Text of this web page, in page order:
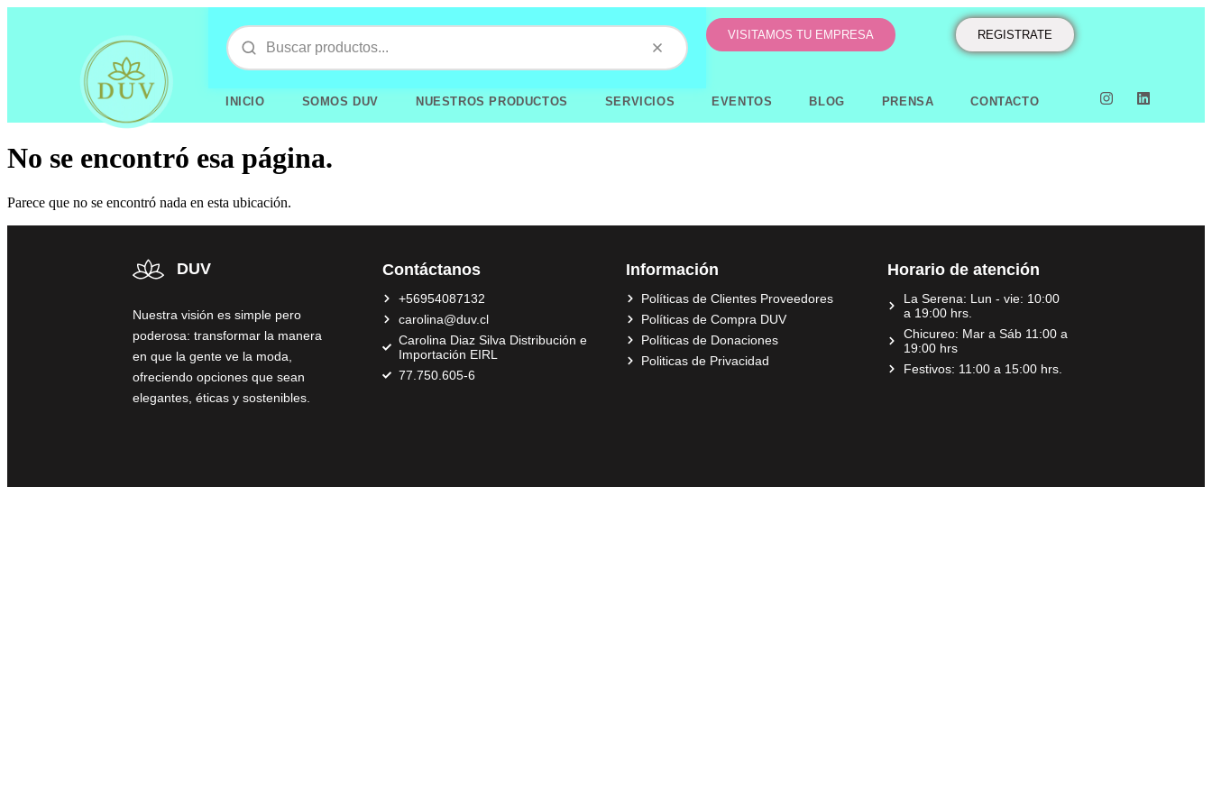
VISITAMOS TU EMPRESA REGISTRATE
INICIO SOMOS DUV NUESTROS PRODUCTOS SERVICIOS EVENTOS BLOG PRENSA CONTACTO
No se encontró esa página.
Parece que no se encontró nada en esta ubicación.
DUV
Nuestra visión es simple pero
poderosa: transformar la manera
en que la gente ve la moda,
ofreciendo opciones que sean
elegantes, éticas y sostenibles.
Contáctanos
+56954087132
carolina@duv.cl
Carolina Diaz Silva Distribución e
Importación EIRL
77.750.605-6
Información
Políticas de Clientes Proveedores
Políticas de Compra DUV
Políticas de Donaciones
Politicas de Privacidad
Horario de atención
La Serena: Lun - vie: 10:00
a 19:00 hrs.
Chicureo: Mar a Sáb 11:00 a
19:00 hrs
Festivos: 11:00 a 15:00 hrs.